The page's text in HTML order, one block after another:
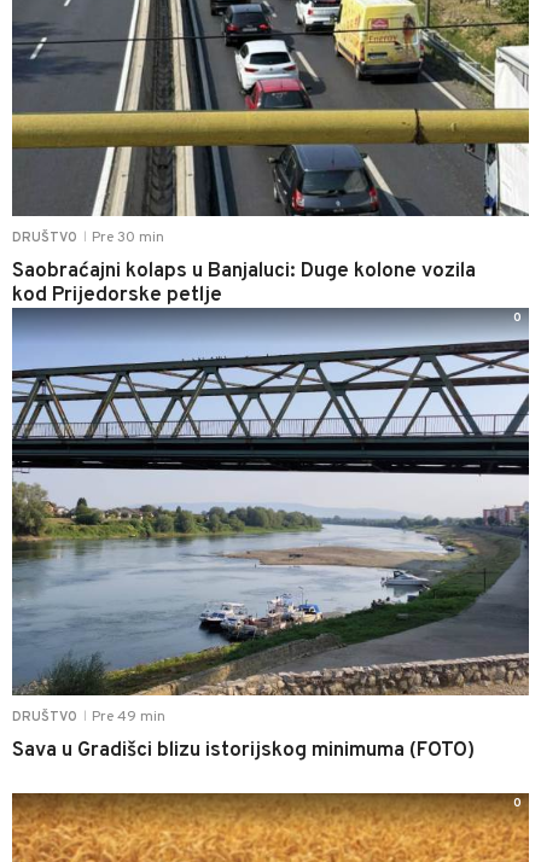
DRUŠTVO Pre 30 min
Saobraćajni kolaps u Banjaluci: Duge kolone vozila
kod Prijedorske petlje
DRUŠTVO Pre 49 min
Sava u Gradišci blizu istorijskog minimuma (FOTO)
0
0